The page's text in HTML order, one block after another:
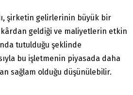
şirketin gelirlerinin büyük bir
kârdan geldiği ve maliyetlerin etkin
tutulduğu şeklinde
bu işletmenin piyasada daha
sağlam olduğu düşünülebilir.